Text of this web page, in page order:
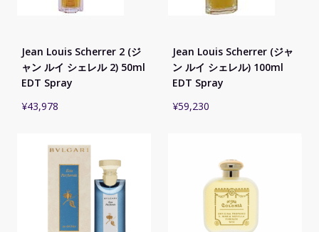
Jean Louis Scherrer 2 (ジ
ャン ルイ シェレル 2) 50ml
EDT Spray
¥43,978
Jean Louis Scherrer (ジャ
ン ルイ シェレル) 100ml
EDT Spray
¥59,230